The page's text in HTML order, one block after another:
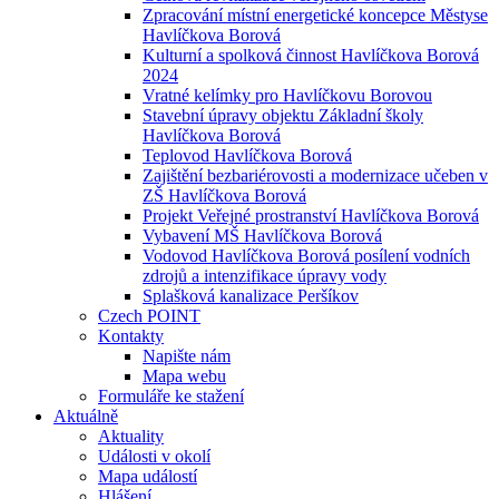
Zpracování místní energetické koncepce Městyse
Havlíčkova Borová
Kulturní a spolková činnost Havlíčkova Borová
2024
Vratné kelímky pro Havlíčkovu Borovou
Stavební úpravy objektu Základní školy
Havlíčkova Borová
Teplovod Havlíčkova Borová
Zajištění bezbariérovosti a modernizace učeben v
ZŠ Havlíčkova Borová
Projekt Veřejné prostranství Havlíčkova Borová
Vybavení MŠ Havlíčkova Borová
Vodovod Havlíčkova Borová posílení vodních
zdrojů a intenzifikace úpravy vody
Splašková kanalizace Peršíkov
Czech POINT
Kontakty
Napište nám
Mapa webu
Formuláře ke stažení
Aktuálně
Aktuality
Události v okolí
Mapa událostí